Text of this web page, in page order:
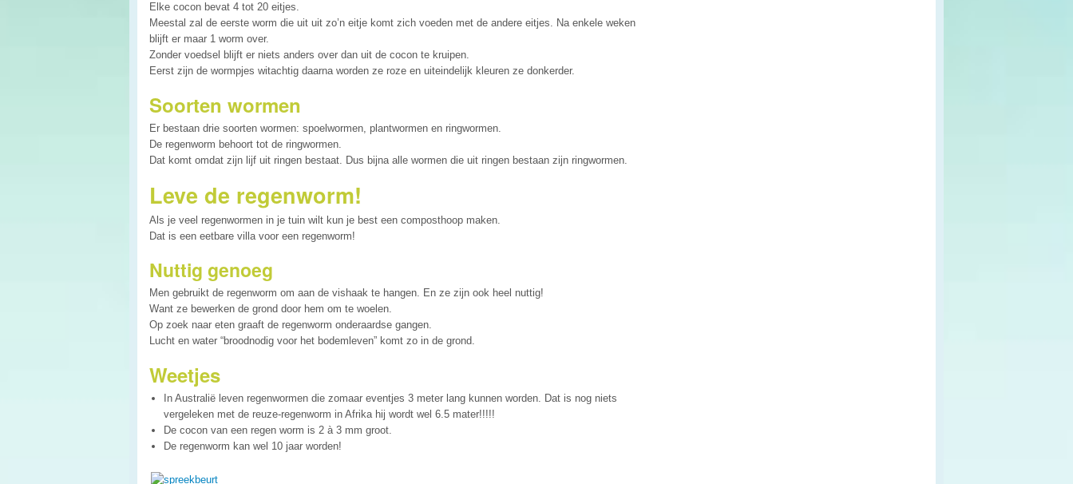
Elke cocon bevat 4 tot 20 eitjes.
Meestal zal de eerste worm die uit uit zo’n eitje komt zich voeden met de andere eitjes. Na enkele weken
blijft er maar 1 worm over.
Zonder voedsel blijft er niets anders over dan uit de cocon te kruipen.
Eerst zijn de wormpjes witachtig daarna worden ze roze en uiteindelijk kleuren ze donkerder.
Soorten wormen
Er bestaan drie soorten wormen: spoelwormen, plantwormen en ringwormen.
De regenworm behoort tot de ringwormen.
Dat komt omdat zijn lijf uit ringen bestaat. Dus bijna alle wormen die uit ringen bestaan zijn ringwormen.
Leve de regenworm!
Als je veel regenwormen in je tuin wilt kun je best een composthoop maken.
Dat is een eetbare villa voor een regenworm!
Nuttig genoeg
Men gebruikt de regenworm om aan de vishaak te hangen. En ze zijn ook heel nuttig!
Want ze bewerken de grond door hem om te woelen.
Op zoek naar eten graaft de regenworm onderaardse gangen.
Lucht en water “broodnodig voor het bodemleven” komt zo in de grond.
Weetjes
In Australië leven regenwormen die zomaar eventjes 3 meter lang kunnen worden. Dat is nog niets
vergeleken met de reuze-regenworm in Afrika hij wordt wel 6.5 mater!!!!!
De cocon van een regen worm is 2 à 3 mm groot.
De regenworm kan wel 10 jaar worden!